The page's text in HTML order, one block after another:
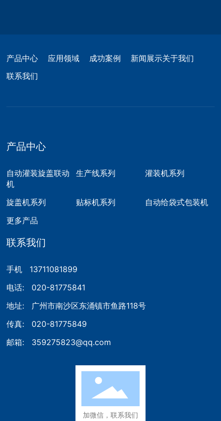
产品中心 应用领域 成功案例 新闻展示关于我们
联系我们
产品中心
自动灌装旋盖联动
机
生产线系列 灌装机系列
旋盖机系列 贴标机系列
自动给袋式包装机
更多产品
联系我们
手机
13711081899
电话:
020-81775841
地址:
广州市南沙区东涌镇市鱼路118号
传真:
020-81775849
邮箱:
359275823@qq.com
加微信，联系我们